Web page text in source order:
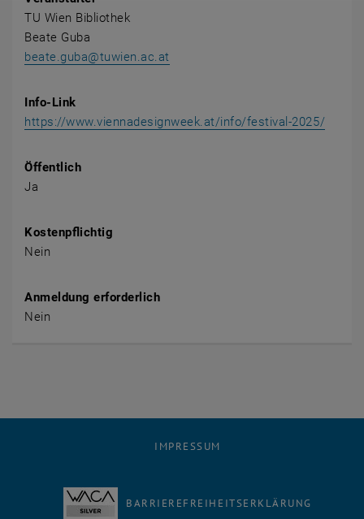
TU Wien Bibliothek
Beate Guba
beate.guba@tuwien.ac.at
Info-Link
https://www.viennadesignweek.at/info/festival-2025/
Öffentlich
Ja
Kostenpflichtig
Nein
Anmeldung erforderlich
Nein
IMPRESSUM
BARRIEREFREIHEITSERKLÄRUNG